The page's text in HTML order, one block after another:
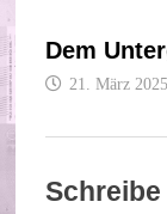
Dem
21. März 2025